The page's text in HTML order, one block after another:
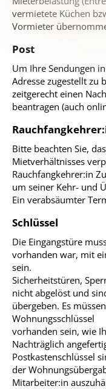
vermietete Küchen
Vormieter
Post
Um Ihre Sendungen
Adresse zugestellt zu
zeitgerecht einen
beantragen (auch
Bitte beachten Sie,
Mietverhältnisses
Rauchfangkehrer:in
um seiner Kehr- und
Ein verabsäumter
Schlüssel
Die Eingangstüre
vorhanden war, mit
sein.
Sicherheitstüren,
nicht abgelöst und
übergeben. Es
Wohnungsschlüssel
vorhanden sein, wie
Nachträglich
Postkastenschlüssel
der
Mitarbeiter:in